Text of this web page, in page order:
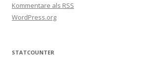
Kommentare als RSS
WordPress.org
STATCOUNTER